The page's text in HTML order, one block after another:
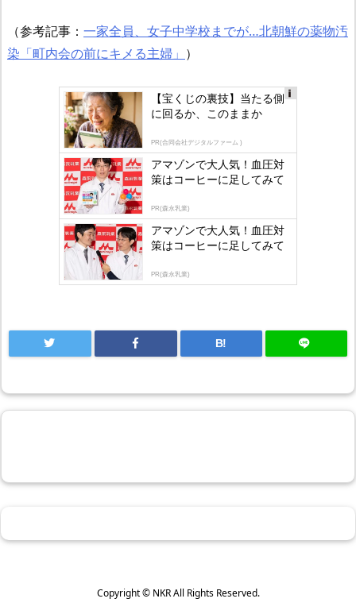
（参考記事： 一家全員、女子中学校までが…北朝鮮の薬物汚
染「町内会の前にキメる主婦」 ）
【宝くじの裏技】当たる側
に回るか、このままか
PR(合同会社デジタルファーム )
アマゾンで大人気！血圧対
策はコーヒーに足してみて
PR(森永乳業)
アマゾンで大人気！血圧対
策はコーヒーに足してみて
PR(森永乳業)
B!
Copyright © NKRAll Rights Reserved.